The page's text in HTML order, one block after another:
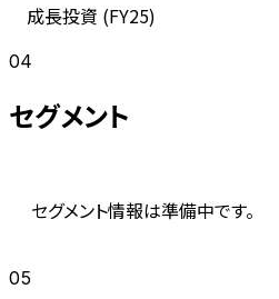
成長投資 (FY25)
04
セグメント
セグメント情報は準備中です。
05